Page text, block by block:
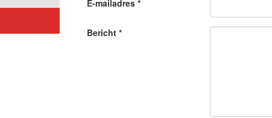
E-mailadres *
Bericht *